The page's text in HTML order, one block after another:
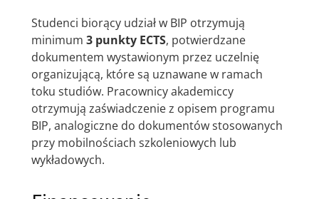
Studenci biorący udział w BIP otrzymują
minimum 3 punkty ECTS, potwierdzane
dokumentem wystawionym przez uczelnię
organizującą, które są uznawane w ramach
toku studiów. Pracownicy akademiccy
otrzymują zaświadczenie z opisem programu
BIP, analogiczne do dokumentów stosowanych
przy mobilnościach szkoleniowych lub
wykładowych.